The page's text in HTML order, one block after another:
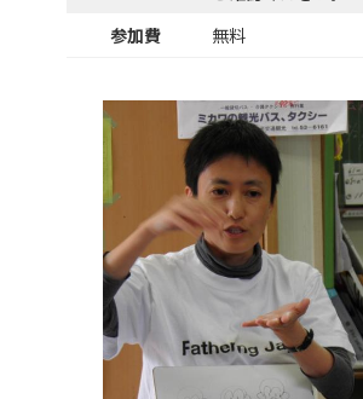
参加費 無料